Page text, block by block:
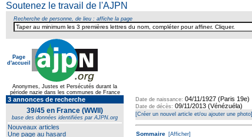
Soutenez le travail de l'AJPN
Recherche de personne, de lieu : affiche la page
Page
d'accueil
Anonymes, Justes et Persécutés durant la
période nazie dans les communes de France
3 annonces de recherche
39/45 en France (WWII)
base des données identifiées par AJPN.org
Nouveaux articles
Une page au hasard
Date de naissance: 04/11/1927 (Paris 19e)
Date de décès: 09/11/2013 (Vénézuéla)
[Créer un nouvel article et/ou ajouter une photo]
Sommaire [Afficher]